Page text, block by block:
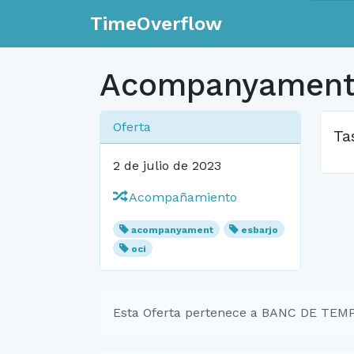
TimeOverflow
Oferta
2 de julio de 2023
Acompañamiento
acompanyament
esbarjo
oci
Esta Oferta pertenece a BANC DE